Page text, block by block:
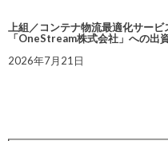
上組／コンテナ物流最適化サー
「OneStream株式会社」への出
2026年7月21日